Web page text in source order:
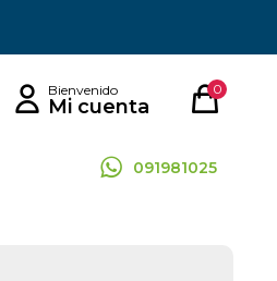
091981025
0